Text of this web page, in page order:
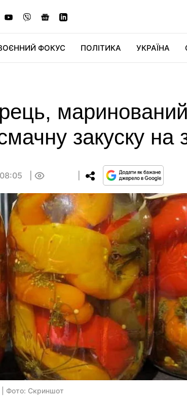
ФОКУС ПОЛІТИКА УКРАЇНА
закуску на
| Фото: Скриншот